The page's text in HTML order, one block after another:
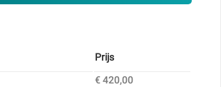
Prijs
€ 420,00